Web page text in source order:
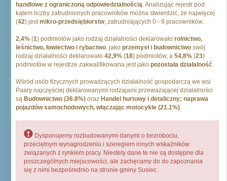
handlowe z ograniczoną odpowiedzialnością. Analizując rejestr pod
kątem liczby zatrudnionych pracowników można stwierdzić, że najwięcej
(42) jestmikro-przedsiębiorstw, zatrudniających 0 - 9 pracowników.
2,4% (1) podmiotów jako rodzaj działalności deklarowało rolnictwo,
leśnictwo, łowiectwo i rybactwo, jako przemysł i budownictwo swój
rodzaj działalności deklarowało 42,9% (18) podmiotów, a 54,8% (23)
podmiotów w rejestrze zakwalifikowana jest jako pozostała działalność.
Wśród osób fizycznych prowadzących działalność gospodarczą we wsi
Paary najczęściej deklarowanymi rodzajami przeważającej działalności
są Budownictwo (36.8%) oraz Handel hurtowy i detaliczny; naprawa
pojazdów samochodowych, włączając motocykle (21.1%).
Dysponujemy rozbudowanymi danymi o bezrobociu,
przeciętnym wynagrodzeniu i szeregiem innych wskaźników
związanych z rynkiem pracy. Niestety dane te nie są dostępne dla
poszczególnych miejscowości, ale zachęcamy do do zapoznania
się z nimi bezpośrednio na stronie gminy Susiec.